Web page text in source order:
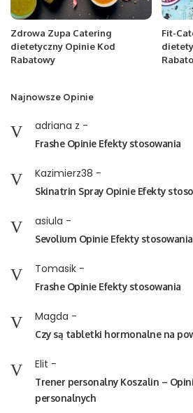
Zdrowa Zupa Catering
dietetyczny Opinie Kod
Rabatowy
Fit-
Najnowsze Opinie
adriana z -
Frashe Opinie Efekty stosowania
Kazimierz38 -
Skinatrin Spray Opinie Efekty
asiula -
Sevolium Opinie Efekty stosowania
Tomasik -
Frashe Opinie Efekty stosowania
Magda -
Czy są tabletki hormonalne na
Elit -
Trener personalny Koszalin –
personalnych